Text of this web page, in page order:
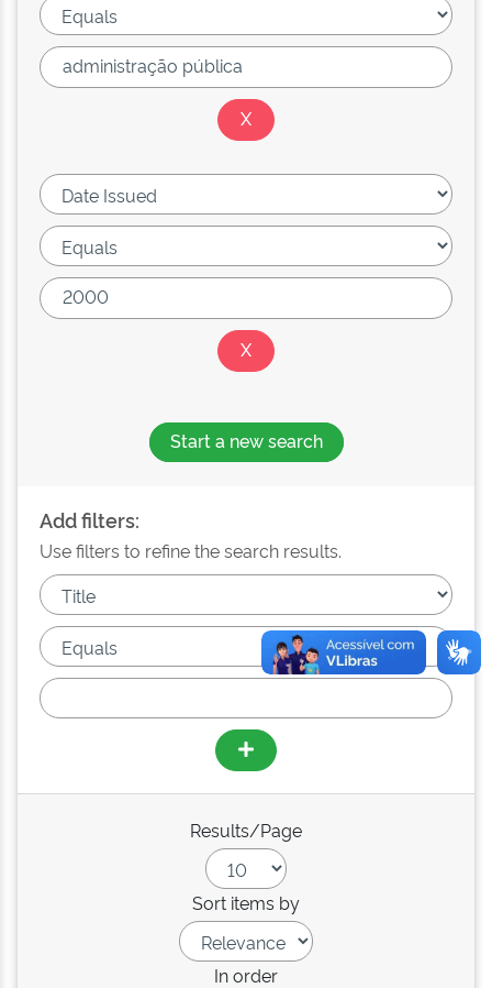
Start a new search
Add filters:
Use filters to refine the search results.
Results/Page
Sort items by
In order